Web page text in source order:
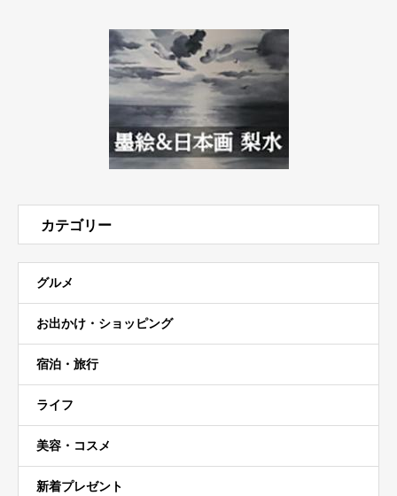
カテゴリー
グルメ
お出かけ・ショッピング
宿泊・旅行
ライフ
美容・コスメ
新着プレゼント